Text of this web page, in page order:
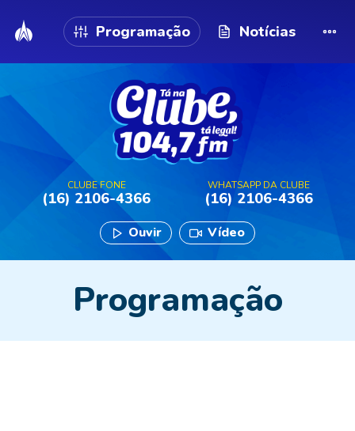
Programação Notícias
CLUBE FONE
(16) 2106-4366
WHATSAPP DA CLUBE
(16) 2106-4366
Ouvir Vídeo
Programação